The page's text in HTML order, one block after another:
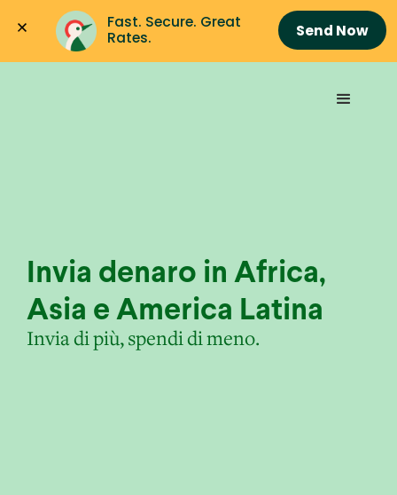
Fast. Secure. Great
Rates.
Send Now
Invia denaro in Africa,
Asia e America Latina
Invia di più, spendi di meno.